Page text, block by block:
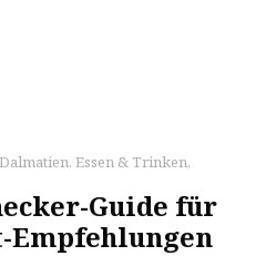
, Essen & Trinken,
Guide für
Empfehlungen